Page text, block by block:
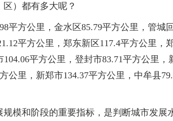
）都有多大呢？
平方公里，金水区85.79平方公里，管城
平方公里，郑东新区117.4平方公里，
平方公里，登封市83.71平方公里，
公里，新郑市134.37平方公里，中牟县
模和阶段的重要指标，是判断城市发展